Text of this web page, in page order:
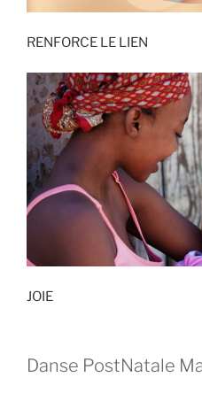
RENFORCE LE LIEN
JOIE
Danse PostNatale